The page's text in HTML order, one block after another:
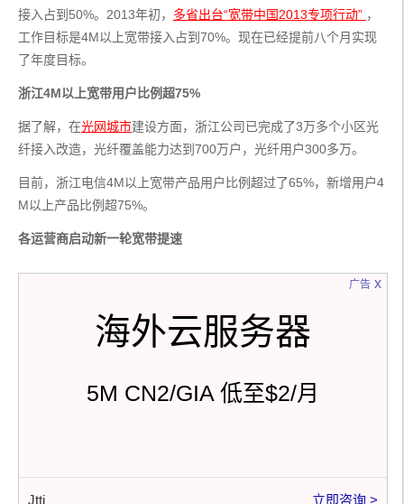
接入占到50%。2013年初， 多省出台“宽带中国2013专项行动” ，
工作目标是4M以上宽带接入占到70%。现在已经提前八个月实现
了年度目标。
浙江4M以上宽带用户比例超75%
据了解，在光网城市建设方面，浙江公司已完成了3万多个小区光
纤接入改造，光纤覆盖能力达到700万户，光纤用户300多万。
目前，浙江电信4M以上宽带产品用户比例超过了65%，新增用户4
M以上产品比例超75%。
各运营商启动新一轮宽带提速
广告
海外云服务器
5M CN2/GIA 低至$2/月
Jtti 立即咨询 >
x